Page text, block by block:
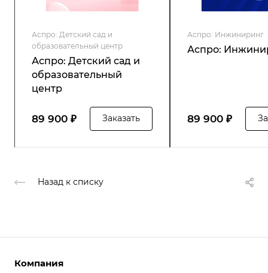
Аспро: Детский сад и
образовательный центр
Аспро: Детский сад и
образовательный
центр
89 900 ₽ Заказать
Аспро: Инжиниринг
Аспро:
89 900 ₽
Назад к списку
Компания